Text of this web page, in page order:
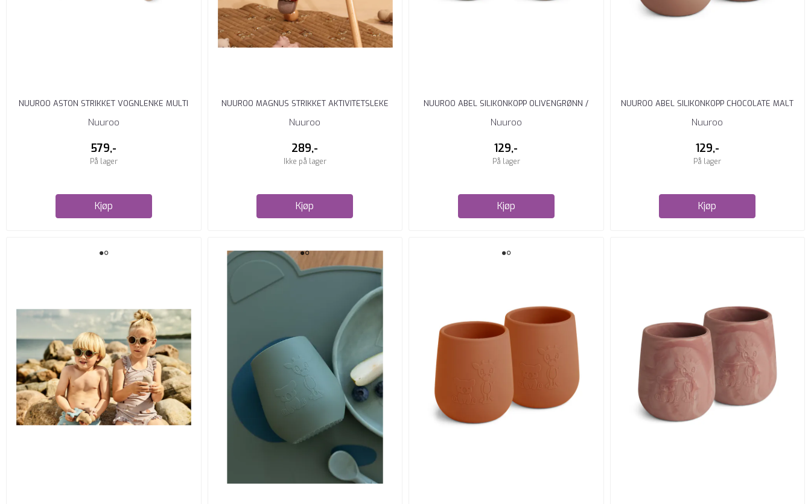
NUUROO ASTON STRIKKET VOGNLENKE MULTI
Nuuroo
579,-
På lager
Kjøp
NUUROO MAGNUS STRIKKET AKTIVITETSLEKE
TROMME ...
Nuuroo
289,-
Ikke på lager
Kjøp
NUUROO ABEL SILIKONKOPP OLIVENGRØNN /
DUSTY ...
Nuuroo
129,-
På lager
Kjøp
NUUROO ABEL SILIKONKOPP CHOCOLATE MALT
Nuuroo
129,-
På lager
Kjøp